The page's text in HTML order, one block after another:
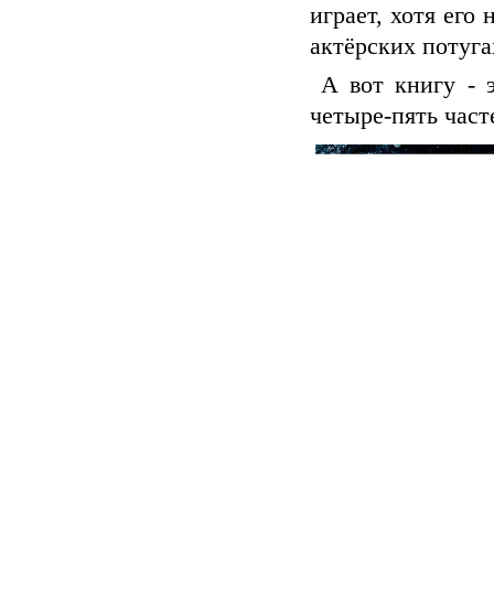
играет, хотя
актёрских
А вот книгу -
четыре-пять